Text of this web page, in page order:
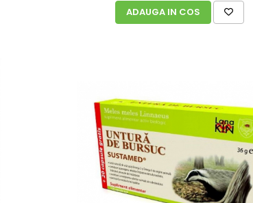
ADAUGA IN COS